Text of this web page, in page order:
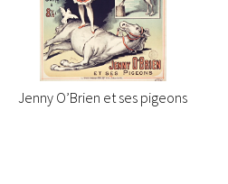
Jenny O’Brien et ses pigeons